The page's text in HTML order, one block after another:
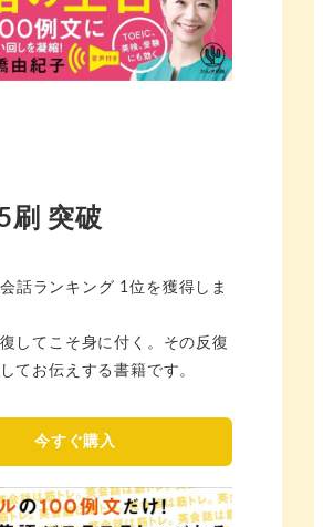
刷 突破
話ランキング 1位を獲得しま
してこそ身に付く。その反復
てお伝えする書籍です。
今すぐ購入